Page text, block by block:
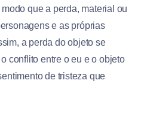
que a perda, material ou
e as próprias
a perda do objeto se
conflito entre o eu e o objeto
de tristeza que